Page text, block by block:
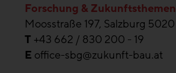
Forschung & Zukunftsthemen
Moosstraße 197, Salzburg 5020
T +43 662 / 830 200 - 19
E office-sbg@zukunft-bau.at